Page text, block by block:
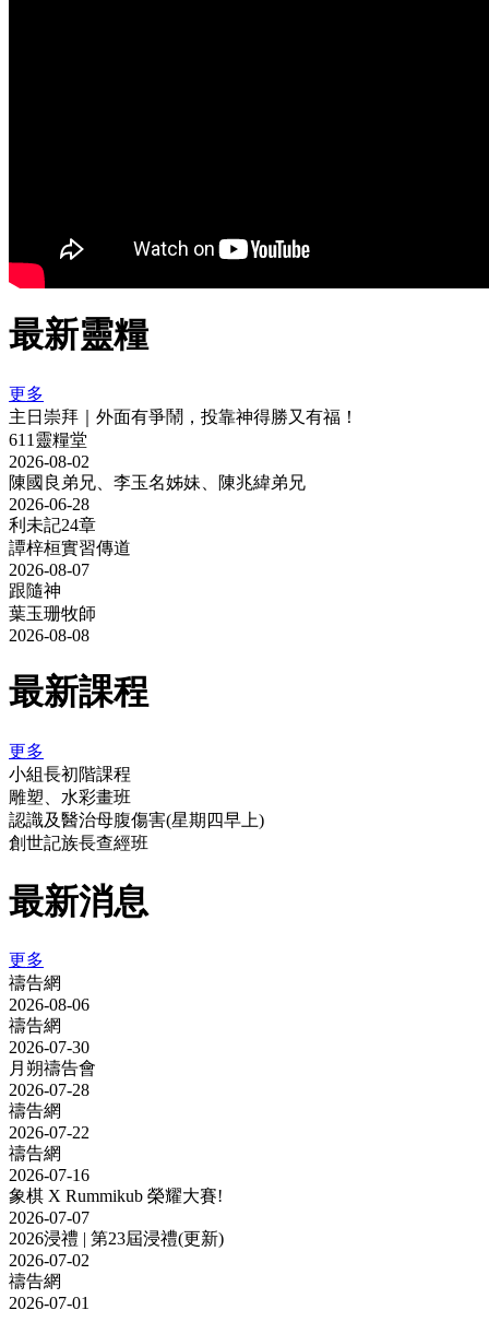
最新靈糧
更多
主日崇拜｜外面有爭鬧，投靠神得勝又有福！
611靈糧堂
2026-08-02
陳國良弟兄、李玉名姊妹、陳兆緯弟兄
2026-06-28
利未記24章
譚梓桓實習傳道
2026-08-07
跟隨神
葉玉珊牧師
2026-08-08
最新課程
更多
小組長初階課程
雕塑、水彩畫班
認識及醫治母腹傷害(星期四早上)
創世記族長查經班
最新消息
更多
禱告網
2026-08-06
禱告網
2026-07-30
月朔禱告會
2026-07-28
禱告網
2026-07-22
禱告網
2026-07-16
象棋 X Rummikub 榮耀大賽!
2026-07-07
2026浸禮 | 第23屆浸禮(更新)
2026-07-02
禱告網
2026-07-01